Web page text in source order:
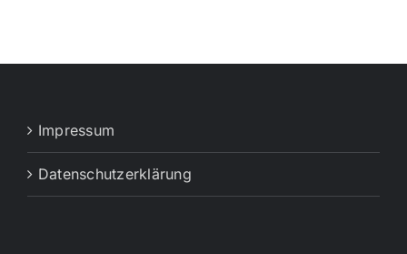
Impressum
Datenschutzerklärung